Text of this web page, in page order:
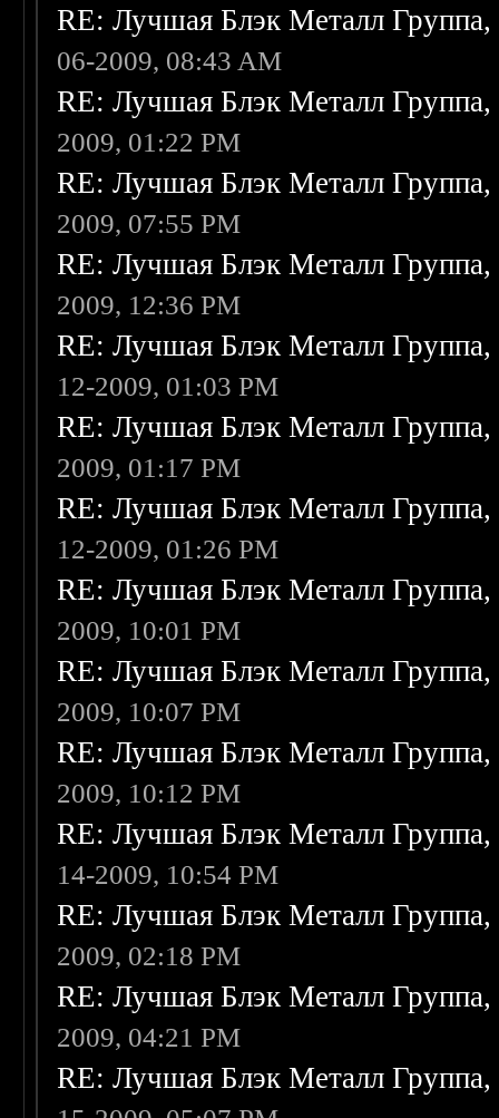
RE: Лучшая Блэк Металл
06-2009, 08:43 AM
RE: Лучшая Блэк Металл
2009, 01:22 PM
RE: Лучшая Блэк Металл
2009, 07:55 PM
RE: Лучшая Блэк Металл
2009, 12:36 PM
RE: Лучшая Блэк Металл
12-2009, 01:03 PM
RE: Лучшая Блэк Металл
2009, 01:17 PM
RE: Лучшая Блэк Металл
12-2009, 01:26 PM
RE: Лучшая Блэк Металл
2009, 10:01 PM
RE: Лучшая Блэк Металл
2009, 10:07 PM
RE: Лучшая Блэк Металл
2009, 10:12 PM
RE: Лучшая Блэк Металл
14-2009, 10:54 PM
RE: Лучшая Блэк Металл
2009, 02:18 PM
RE: Лучшая Блэк Металл
2009, 04:21 PM
RE: Лучшая Блэк Металл